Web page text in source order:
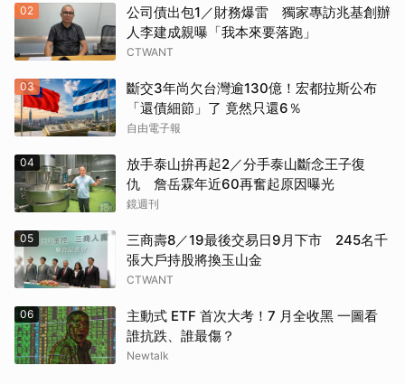
02
公司債出包1／財務爆雷 獨家專訪兆基創辦
人李建成親曝「我本來要落跑」
CTWANT
03
斷交3年尚欠台灣逾130億！宏都拉斯公布
「還債細節」了 竟然只還6％
自由電子報
04
放手泰山拚再起2／分手泰山斷念王子復
仇 詹岳霖年近60再奮起原因曝光
鏡週刊
05
三商壽8／19最後交易日9月下市 245名千
張大戶持股將換玉山金
CTWANT
06
主動式 ETF 首次大考！7 月全收黑 一圖看
誰抗跌、誰最傷？
Newtalk